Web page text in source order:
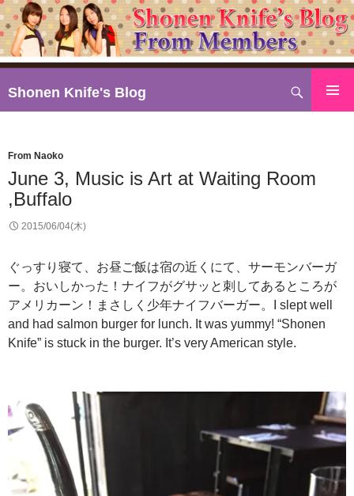
Shonen Knife's Blog
索
ン
ツ
へ
ス
プ
From Naoko
June 3, Music is Art at Waiting Room
,Buffalo
2015/06/04(木)
ぐっすり寝て、お昼ご飯は宿の近くにて、サーモンバーガ
ー。おいしかった！ナイフがグサッと刺してあるところが
アメリカーン！まさしく少年ナイフバーガー。I slept well
and had salmon burger for lunch. It was yummy! “Shonen
Knife” is stuck in the burger. It’s very American style.